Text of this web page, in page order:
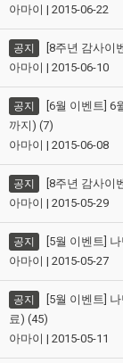
아마이 | 2015-06-22
공지
[8주년 감사이
아마이 | 2015-06-10
공지
[6월 이벤트] 6
까지) (7)
아마이 | 2015-06-08
공지
[8주년 감사이
아마이 | 2015-05-29
공지
[5월 이벤트]
아마이 | 2015-05-27
공지
[5월 이벤트]
료) (45)
아마이 | 2015-05-11